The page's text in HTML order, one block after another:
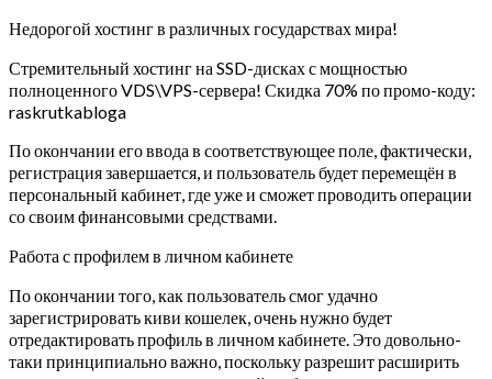
Недорогой хостинг в различных государствах мира!
Стремительный хостинг на SSD-дисках с мощностью
полноценного VDS\VPS-сервера! Скидка 70% по промо-коду:
raskrutkabloga
По окончании его ввода в соответствующее поле, фактически,
регистрация завершается, и пользователь будет перемещён в
персональный кабинет, где уже и сможет проводить операции
со своим финансовыми средствами.
Работа с профилем в личном кабинете
По окончании того, как пользователь смог удачно
зарегистрировать киви кошелек, очень нужно будет
отредактировать профиль в личном кабинете. Это довольно-
таки принципиально важно, поскольку разрешит расширить